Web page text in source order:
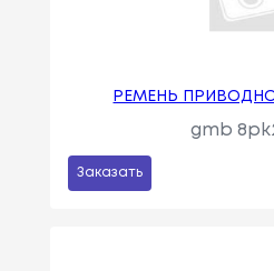
РЕМЕНЬ
gmb
Заказать